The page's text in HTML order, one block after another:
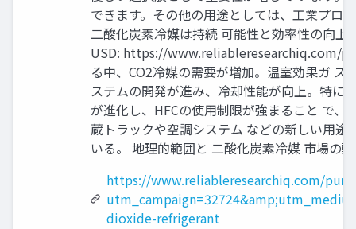
できます。その他の用途としては、工業プロ
二酸化炭素冷媒は持続 可能性と効率性の向
USD: https://www.reliableresearchiq.com/
る中、CO2冷媒の需要が増加。温室効果ガ
ステムの開発が進み、冷却性能が向上。特に
が進化し、HFCの使用制限が強まること で
蔵トラックや空調システム などの新しい用
いる。 地理的範囲と 二酸化炭素冷媒 市場
https://www.reliableresearchiq.com/
dioxide-refrigerant